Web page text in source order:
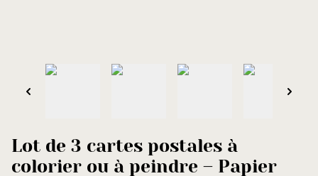
Lot de 3 cartes postales à
colorier ou à peindre – Papier